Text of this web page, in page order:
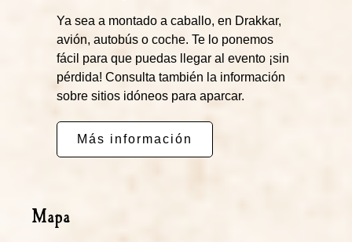
Ya sea a montado a caballo, en Drakkar,
avión, autobús o coche. Te lo ponemos
fácil para que puedas llegar al evento ¡sin
pérdida! Consulta también la información
sobre sitios idóneos para aparcar.
Más información
Mapa